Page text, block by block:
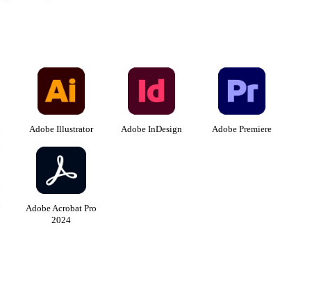
Adobe Illustrator Adobe InDesign Adobe Premiere
Adobe Acrobat Pro
2024